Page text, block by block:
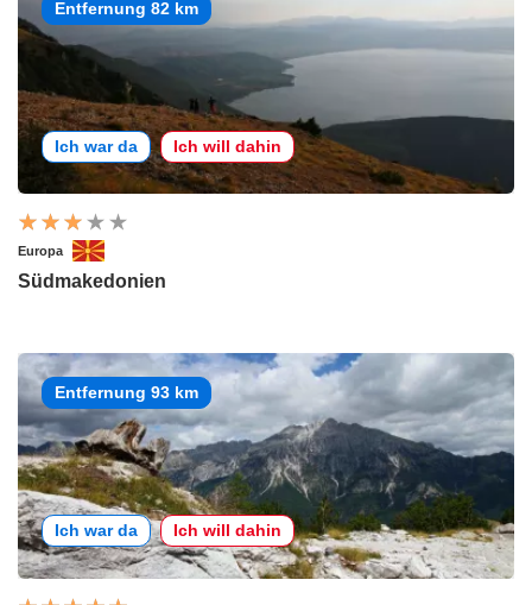
Entfernung 82 km
Ich war da Ich will dahin
Europa
Südmakedonien
Entfernung 93 km
Ich war da Ich will dahin